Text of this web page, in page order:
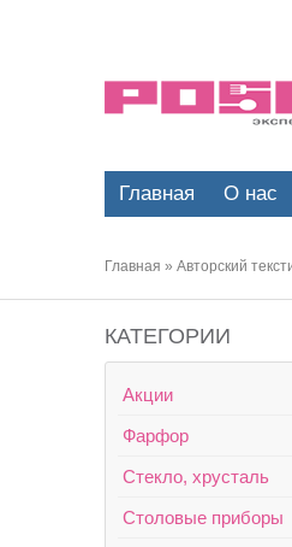
Главная О нас
Главная » Авторский
КАТЕГОРИИ
Акции
Фарфор
Стекло, хрусталь
Столовые приборы